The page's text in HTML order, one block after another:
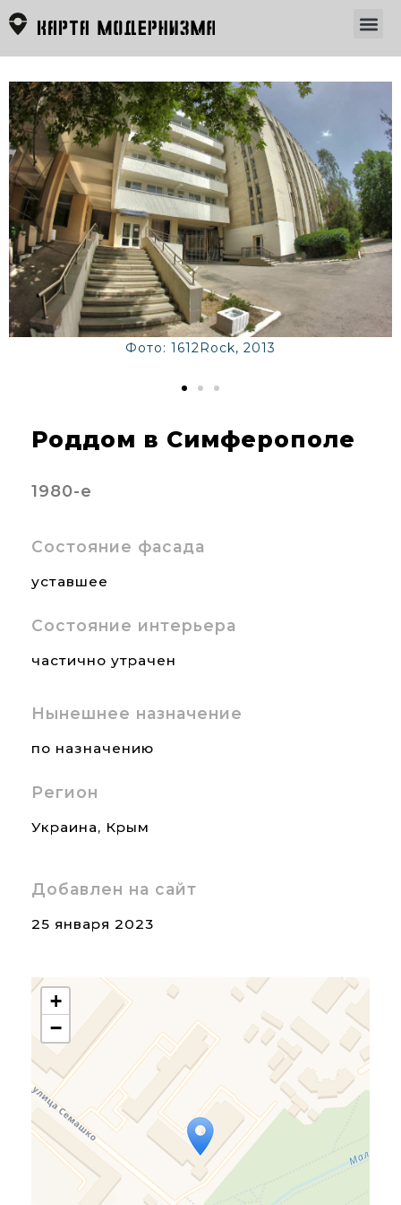
Фото: 1612Rock, 2013
Роддом в Симферополе
1980-е
Состояние фасада
уставшее
Состояние интерьера
частично утрачен
Нынешнее назначение
по назначению
Регион
Украина, Крым
Добавлен на сайт
25 января 2023
Travelers' Map is loading...
If you see this after your
page is loaded completely,
leafletJS files are missing.
+
−